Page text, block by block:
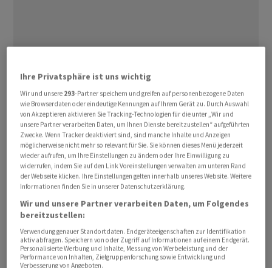
Kraft, könnte bald neues Ungemach drohen. Die Zoll-
und Grenzschutzbehörde CBP erklärte in einem
sogenannten«Ruling Letter»vom 31. Juli 2025, dass Ein-
Kilo- und 100-Unzen-Goldbarren unter einem Zollcode
klassifiziert werden sollen. Ruling Letters dienen den
USA zur Klarstellung ihrer Handelspolitik. Dies
berichtete die Financial Times.
Nach Veröffentlichung des Berichts ist der Goldpreis in
New York um kurz vor Mitternacht Ortszeit auf ein
neues Allzeithoch von 3534 Dollar hochgeschossen,
während der Goldpreis in Asien und Europa weiterhin
bei 3'395 Dollar gehandelt wurde. Der Aufschlag beträgt
Ihre Privatsphäre ist uns wichtig
Wir und unsere 293-Partner speichern und greifen auf personenbezogene Daten
wie Browserdaten oder eindeutige Kennungen auf Ihrem Gerät zu. Durch Auswahl
von Akzeptieren aktivieren Sie Tracking-Technologien für die unter „Wir und
unsere Partner verarbeiten Daten, um Ihnen Dienste bereitzustellen“ aufgeführten
Zwecke. Wenn Tracker deaktiviert sind, sind manche Inhalte und Anzeigen
möglicherweise nicht mehr so relevant für Sie. Sie können dieses Menü jederzeit
wieder aufrufen, um Ihre Einstellungen zu ändern oder Ihre Einwilligung zu
widerrufen, indem Sie auf den Link Voreinstellungen verwalten am unteren Rand
der Webseite klicken. Ihre Einstellungen gelten innerhalb unseres Website. Weitere
Informationen finden Sie in unserer Datenschutzerklärung.
Wir und unsere Partner verarbeiten Daten, um Folgendes
bereitzustellen:
Verwendung genauer Standortdaten. Endgeräteeigenschaften zur Identifikation
aktiv abfragen. Speichern von oder Zugriff auf Informationen auf einem Endgerät.
Personalisierte Werbung und Inhalte, Messung von Werbeleistung und der
Performance von Inhalten, Zielgruppenforschung sowie Entwicklung und
Verbesserung von Angeboten.